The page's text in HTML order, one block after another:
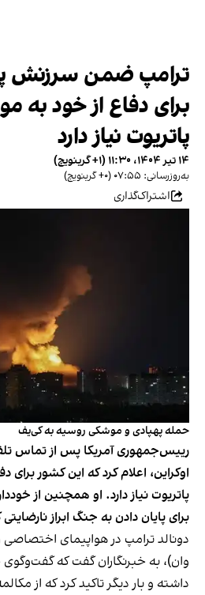
ترامپ ضمن سرزنش
برای دفاع از خود
پاتریوت نیاز دارد
۱۴ تیر ۱۴۰۴، ۱۱:۳۰ (‎+۱ گرینویچ)
به‌روزرسانی: ۰۷:۵۵ (‎+۰ گرینویچ)
اشتراک‌گذاری
حمله پهپادی و موشکی روسیه به کی‌یف
رییس‌جمهوری آمریکا پس از تماس
اوکراین، اعلام کرد که این کشور
پاتریوت نیاز دارد. او همچنین از
برای پایان دادن به جنگ ابراز نارضایتی
دونالد ترامپ در هواپیمای
وان)، به خبرنگاران گفت که
داشته و بار دیگر تاکید کرد که از